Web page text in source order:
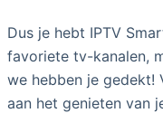
Dus je hebt IPTV
favoriete tv-kanalen,
we hebben je gedekt!
aan het genieten van